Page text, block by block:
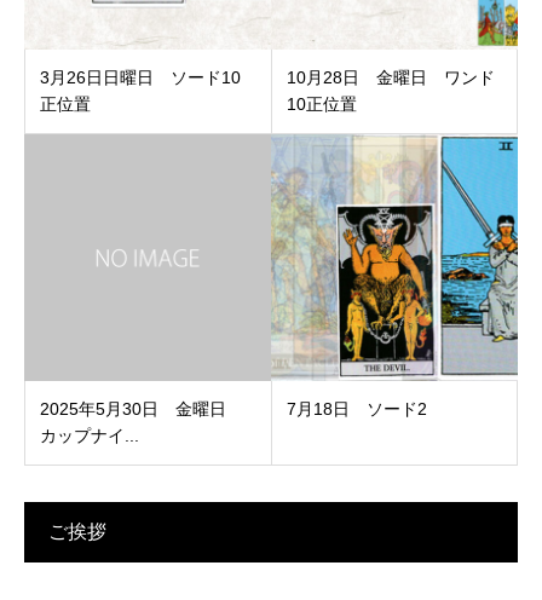
3月26日日曜日 ソード10
正位置
10月28日 金曜日 ワンド
10正位置
2025年5月30日 金曜日
カップナイ...
7月18日 ソード2
ご挨拶